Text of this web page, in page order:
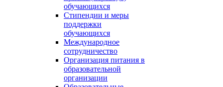
обучающихся
Стипендии и меры
поддержки
обучающихся
Международное
сотрудничество
Организация питания в
образовательной
организации